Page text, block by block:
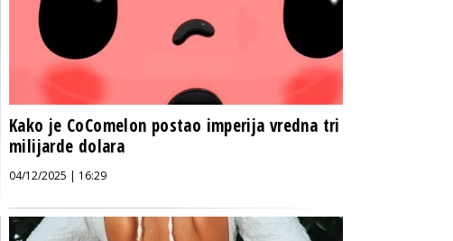
Kako je CoComelon postao imperija vredna tri
milijarde dolara
04/12/2025 | 16:29